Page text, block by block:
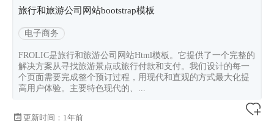
旅行和旅游公司网站bootstrap模板
电子商务
FROLIC是旅行和旅游公司网站Html模板。它提供了一个完整的
解决方案从寻找旅游景点或旅行付款和支付。我们设计的每一
个页面需要完成整个预订过程，用现代和直观的方式最大化提
高用户体验。主要特色现代的、...
更新时间： 1年前